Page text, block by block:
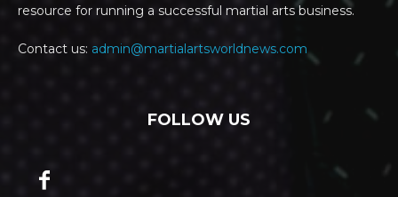
resource for running a successful martial arts business.
Contact us: admin@martialartsworldnews.com
FOLLOW US